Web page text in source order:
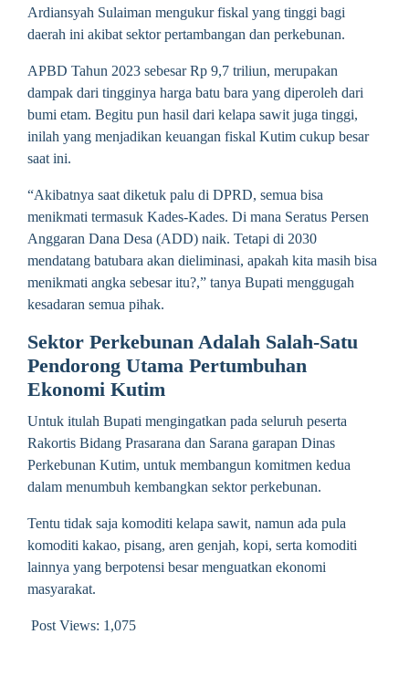
Ardiansyah Sulaiman mengukur fiskal yang tinggi bagi
daerah ini akibat sektor pertambangan dan perkebunan.
APBD Tahun 2023 sebesar Rp 9,7 triliun, merupakan
dampak dari tingginya harga batu bara yang diperoleh dari
bumi etam. Begitu pun hasil dari kelapa sawit juga tinggi,
inilah yang menjadikan keuangan fiskal Kutim cukup besar
saat ini.
“Akibatnya saat diketuk palu di DPRD, semua bisa
menikmati termasuk Kades-Kades. Di mana Seratus Persen
Anggaran Dana Desa (ADD) naik. Tetapi di 2030
mendatang batubara akan dieliminasi, apakah kita masih bisa
menikmati angka sebesar itu?,” tanya Bupati menggugah
kesadaran semua pihak.
Sektor Perkebunan Adalah Salah-Satu
Pendorong Utama Pertumbuhan
Ekonomi Kutim
Untuk itulah Bupati mengingatkan pada seluruh peserta
Rakortis Bidang Prasarana dan Sarana garapan Dinas
Perkebunan Kutim, untuk membangun komitmen kedua
dalam menumbuh kembangkan sektor perkebunan.
Tentu tidak saja komoditi kelapa sawit, namun ada pula
komoditi kakao, pisang, aren genjah, kopi, serta komoditi
lainnya yang berpotensi besar menguatkan ekonomi
masyarakat.
Post Views: 1,075